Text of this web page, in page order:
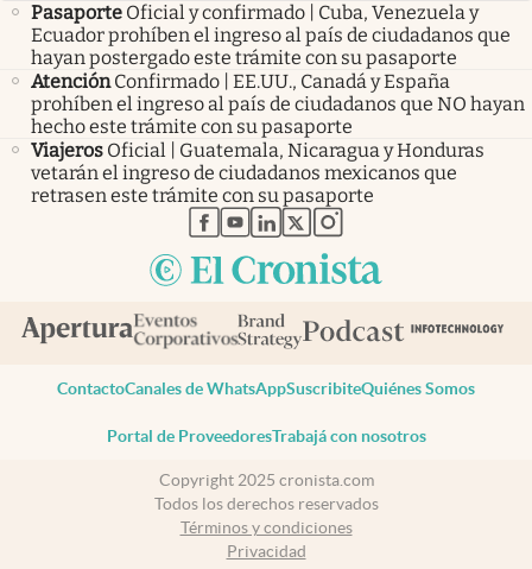
Pasaporte Oficial y confirmado | Cuba, Venezuela y
Ecuador prohíben el ingreso al país de ciudadanos que
hayan postergado este trámite con su pasaporte
Atención Confirmado | EE.UU., Canadá y España
prohíben el ingreso al país de ciudadanos que NO hayan
hecho este trámite con su pasaporte
Viajeros Oficial | Guatemala, Nicaragua y Honduras
vetarán el ingreso de ciudadanos mexicanos que
retrasen este trámite con su pasaporte
abre en nueva pestaña
abre en nueva pestaña
abre en nueva pestaña
abre en nueva pestaña
abre en nueva pestaña
ContactoCanales de WhatsAppSuscribiteQuiénes Somos
Portal de ProveedoresTrabajá con nosotros
Copyright 2025 cronista.com
Todos los derechos reservados
Términos y condiciones
Privacidad